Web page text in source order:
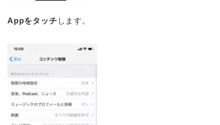
Appをタッチ します。